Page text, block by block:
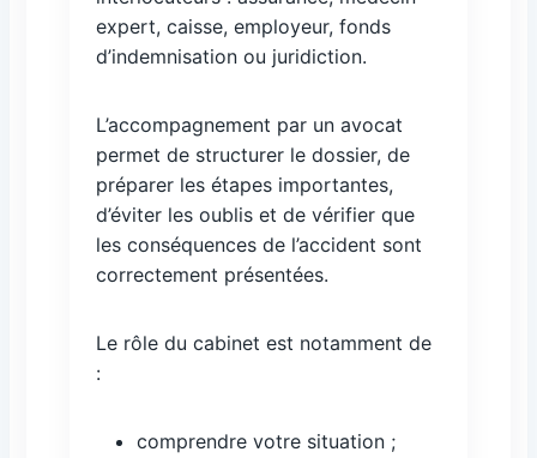
expert, caisse, employeur, fonds
d’indemnisation ou juridiction.
L’accompagnement par un avocat
permet de structurer le dossier, de
préparer les étapes importantes,
d’éviter les oublis et de vérifier que
les conséquences de l’accident sont
correctement présentées.
Le rôle du cabinet est notamment de
:
comprendre votre situation ;